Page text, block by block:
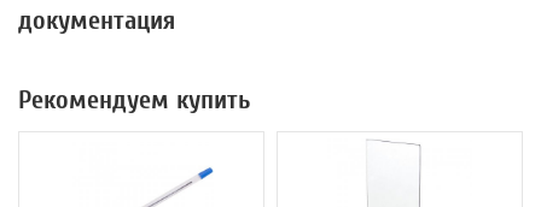
документация
Рекомендуем купить